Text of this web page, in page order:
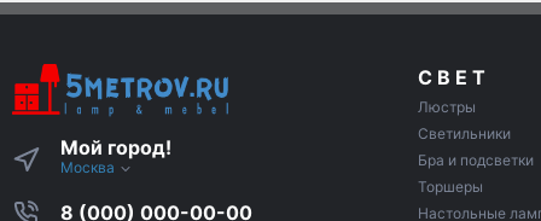
Мой город!
Москва
8 (000) 000-00-00
С В Е Т
Люстры
Светильники
Бра и подсветки
Торшеры
Настольные